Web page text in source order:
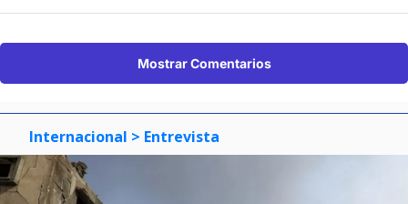
Mostrar Comentarios
Internacional > Entrevista